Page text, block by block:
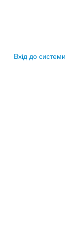
Вхід до системи